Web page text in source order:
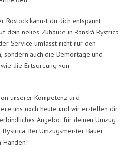
Rostock kannst du dich entspannt
dein neues Zuhause in Banská Bystrica
Service umfasst nicht nur den
sondern auch die Demontage und
die Entsorgung von
unserer Kompetenz und
uns noch heute und wir erstellen dir
Angebot für deinen Umzug
Bystrica. Bei Umzugsmeister Bauer
Händen!